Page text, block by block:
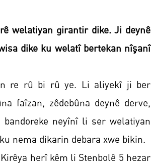
welatiyan girantir dike. Ji deynê
dike ku welatî bertekan nîşanî
re rû bi rû ye. Li aliyekî ji ber
faîzan, zêdebûna deynê derve,
neyînî li ser welatiyan
nema dikarin debara xwe bikin.
herî kêm li Stenbolê 5 hezar